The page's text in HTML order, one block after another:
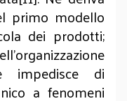
primo modello
dei prodotti;
impedisce di
a fenomeni